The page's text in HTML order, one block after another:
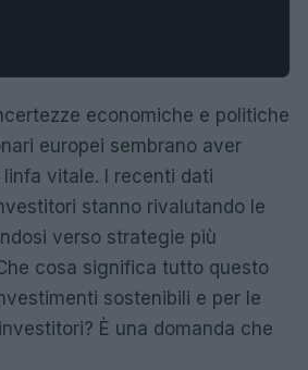
economiche e politiche
europei sembrano aver
vitale. I recenti dati
stanno rivalutando le
verso strategie più
cosa significa tutto questo
sostenibili e per le
È una domanda che